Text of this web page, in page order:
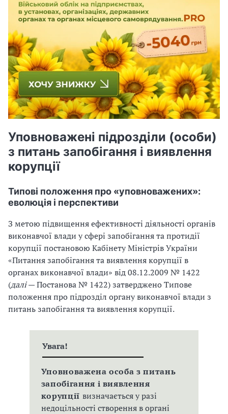
Уповноважені підрозділи (особи)
з питань запобігання і виявлення
корупції
Типові положення про «уповноважених»:
еволюція і перспективи
З метою підвищення ефективності діяльності органів
виконавчої влади у сфері запобігання та протидії
корупції постановою Кабінету Міністрів України
«Питання запобігання та виявлення корупції в
органах виконавчої влади» від 08.12.2009 № 1422
(далі— Постанова № 1422) затверджено Типове
положення про підрозділ органу виконавчої влади з
питань запобігання та виявлення корупції.
Увага!
Уповноважена особа з питань
запобігання і виявлення
корупції визначається у разі
недоцільності створення в органі